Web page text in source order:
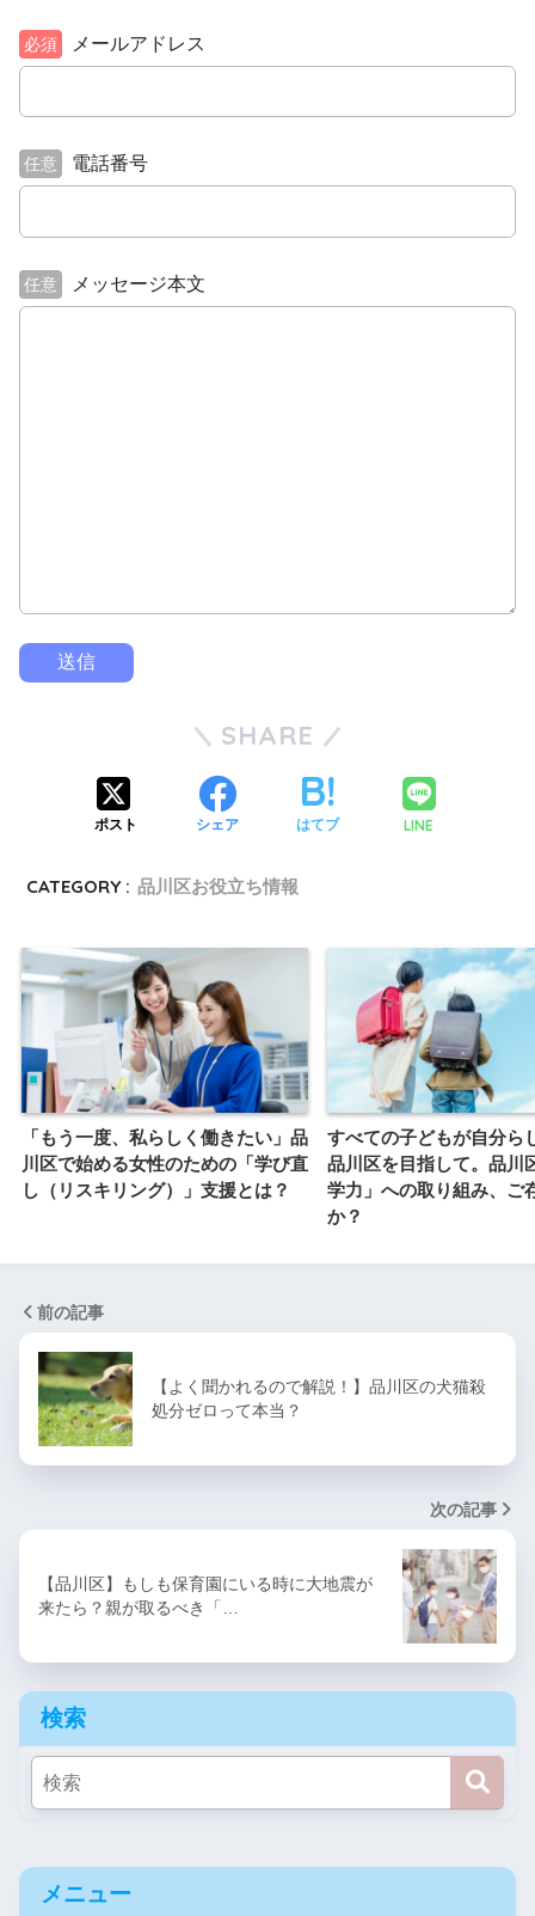
必須 メールアドレス
任意 電話番号
任意 メッセージ本文
SHARE
ポスト シェア はてブ LINE
CATEGORY : 品川区お役立ち情報
「もう一度、私らしく働きたい」品
川区で始める女性のための「学び直
し（リスキリング）」支援とは？
すべての子どもが自分ら
品川区を目指して。品川
学力」への取り組み、ご
か？
前の記事
【よく聞かれるので解説！】品川区の犬猫殺
処分ゼロって本当？
次の記事
【品川区】もしも保育園にいる時に大地震が
来たら？親が取るべき「…
検索
メニュー